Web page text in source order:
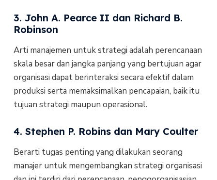
3. John A. Pearce II dan Richard B.
Robinson
Arti manajemen untuk strategi adalah perencanaan
skala besar dan jangka panjang yang bertujuan agar
organisasi dapat berinteraksi secara efektif dalam
produksi serta memaksimalkan pencapaian, baik itu
tujuan strategi maupun operasional.
4. Stephen P. Robins dan Mary Coulter
Berarti tugas penting yang dilakukan seorang
manajer untuk mengembangkan strategi organisasi